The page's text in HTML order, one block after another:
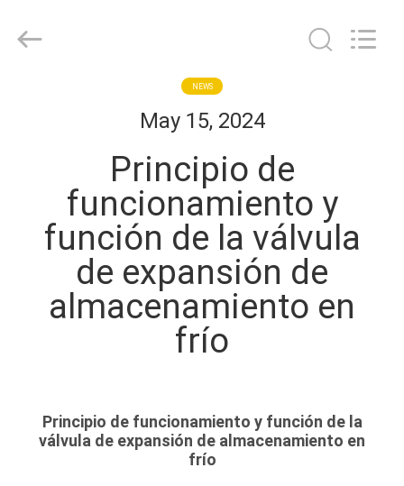
PRODUCTOS
SHOW
SOBRE
Equipment
NEWS
May 15, 2024
Principio de
funcionamiento y
función de la válvula
de expansión de
almacenamiento en
frío
Principio de funcionamiento y función de la
válvula de expansión de almacenamiento en
frío